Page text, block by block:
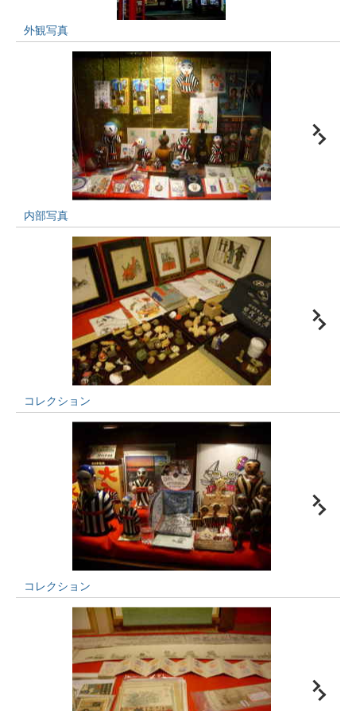
外観写真
内部写真
コレクション
コレクション